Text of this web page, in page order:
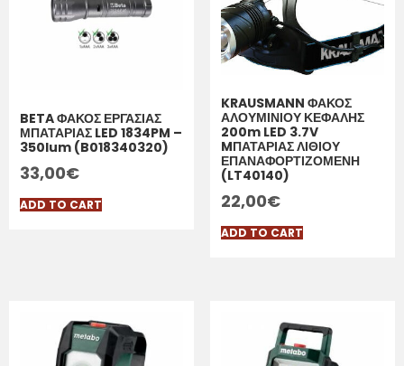
BETA ΦΑΚΟΣ ΕΡΓΑΣΙΑΣ
ΜΠΑΤΑΡΙΑΣ LED 1834PM –
350lum (B018340320)
33,00€
ADD TO CART
KRAUSMANN ΦΑΚΟΣ
ΑΛΟΥΜΙΝΙΟΥ ΚΕΦΑΛΗΣ
200m LED 3.7V
MΠΑΤΑΡΙΑΣ ΛΙΘΙΟΥ
ΕΠΑΝΑΦΟΡΤΙΖΟΜΕΝΗ
(LT40140)
22,00€
ADD TO CART